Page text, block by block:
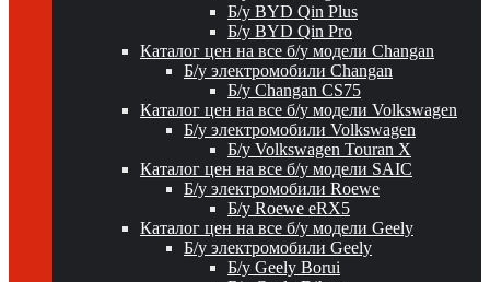
Б/у BYD Qin Plus
Б/у BYD Qin Pro
Каталог цен на все б/у модели Changan
Б/у электромобили Changan
Б/у Changan CS75
Каталог цен на все б/у модели Volkswagen
Б/у электромобили Volkswagen
Б/у Volkswagen Touran X
Каталог цен на все б/у модели SAIC
Б/у электромобили Roewe
Б/у Roewe eRX5
Каталог цен на все б/у модели Geely
Б/у электромобили Geely
Б/у Geely Borui